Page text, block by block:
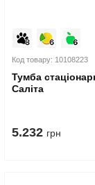
Код товару: 10108223
Тумба
Саліта
5.232 грн